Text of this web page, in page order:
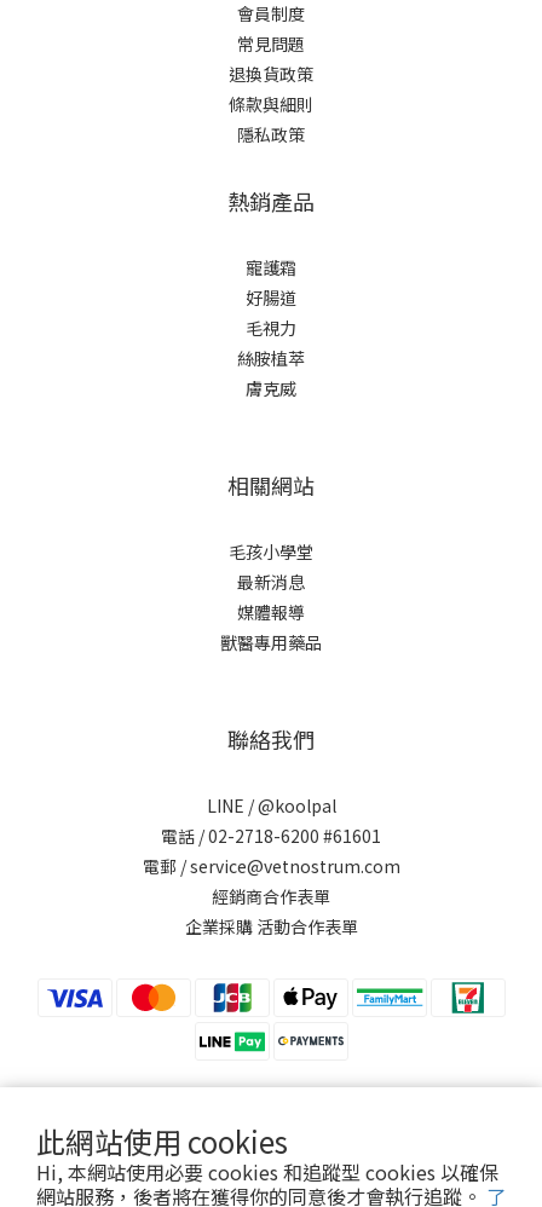
此網站使用 cookies
Hi, 本網站使用必要 cookies 和追蹤型 cookies 以確保
網站服務，後者將在獲得你的同意後才會執行追蹤。 了
會員制度
常見問題
退換貨政策
條款與細則
隱私政策
熱銷產品
寵護霜
好腸道
毛視力
絲胺植萃
膚克威
相關網站
毛孩小學堂
最新消息
媒體報導
獸醫專用藥品
聯絡我們
LINE /@koolpal
電話 / 02-2718-6200 #61601
電郵 / service@vetnostrum.com
經銷商合作表單
企業採購 活動合作表單
提醒您，可沛寵藥 Koolpal 不會以電話或簡訊方式通知變更付款方式。